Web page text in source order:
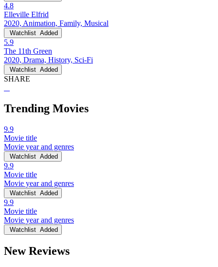
4.8
Elleville Elfrid
2020, Animation, Family, Musical
Watchlist Added
5.9
The 11th Green
2020, Drama, History, Sci-Fi
Watchlist Added
SHARE
Trending Movies
9.9
Movie title
Movie year and genres
Watchlist Added
9.9
Movie title
Movie year and genres
Watchlist Added
9.9
Movie title
Movie year and genres
Watchlist Added
New Reviews